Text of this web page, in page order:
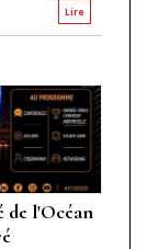
Lire
de l'Océan